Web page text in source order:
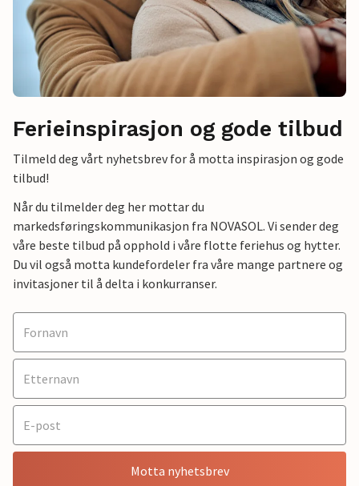
Ferieinspirasjon og gode tilbud
Tilmeld deg vårt nyhetsbrev for å motta inspirasjon og gode
tilbud!
Når du tilmelder deg her mottar du
markedsføringskommunikasjon fra NOVASOL. Vi sender deg
våre beste tilbud på opphold i våre flotte feriehus og hytter.
Du vil også motta kundefordeler fra våre mange partnere og
invitasjoner til å delta i konkurranser.
Motta nyhetsbrev